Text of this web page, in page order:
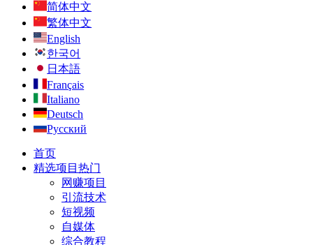
简体中文
繁体中文
English
한국어
日本語
Français
Italiano
Deutsch
Русский
首页
精选项目 热门
网赚项目
引流技术
短视频
自媒体
综合教程